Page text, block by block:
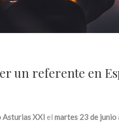
un referente en
Asturias XXI el martes 23 de junio